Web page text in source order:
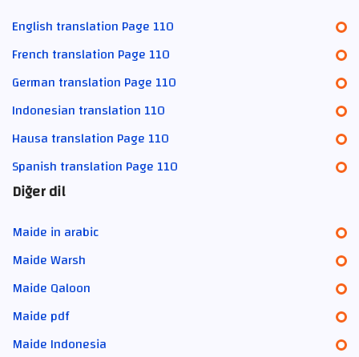
English translation Page 110
French translation Page 110
German translation Page 110
Indonesian translation 110
Hausa translation Page 110
Spanish translation Page 110
Diğer dil
Maide in arabic
Maide Warsh
Maide Qaloon
Maide pdf
Maide Indonesia